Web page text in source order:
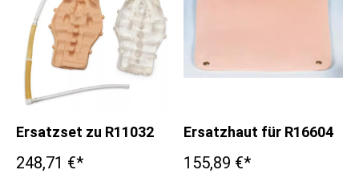
Ersatzset zu R11032
248,71 €*
Ersatzhaut für R16604
155,89 €*